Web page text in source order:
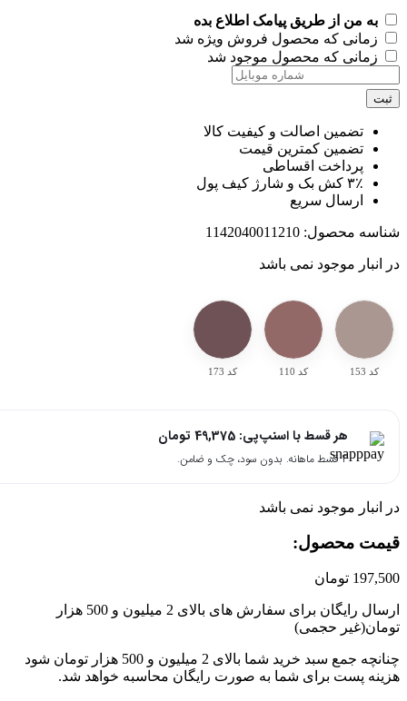
به من از طریق پیامک اطلاع بده
زمانی که محصول فروش ویژه شد
زمانی که محصول موجود شد
تضمین اصالت و کیفیت کالا
تضمین کمترین قیمت
پرداخت اقساطی
۳٪ کش بک و شارژ کیف پول
ارسال سریع
محصول:1142040011210
موجود نمی باشد
هر قسط با اسنپ‌پی:49,375تومان
۴ قسط ماهانه. بدون سود، چک و ضامن.
موجود نمی باشد
محصول:​
تومان
ارسال رایگان برای سفارش های بالای 2 میلیون و 500 هزار
حجمی)
چنانچه جمع سبد خرید شما بالای 2 میلیون و 500 هزار تومان شود
پست برای شما به صورت رایگان محاسبه خواهد شد.